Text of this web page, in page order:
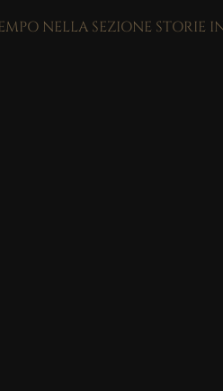
NELLA SEZIONE STORIE